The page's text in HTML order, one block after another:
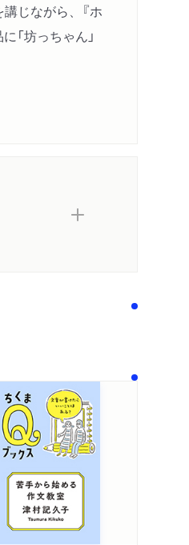
じながら、『ホ
「坊っちゃん」